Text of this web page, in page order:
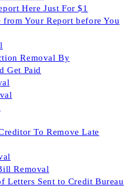
Here Just For $1
from Your Report before You
Removal By
Get Paid
To Remove Late
Removal
Letters Sent to Credit Bureau